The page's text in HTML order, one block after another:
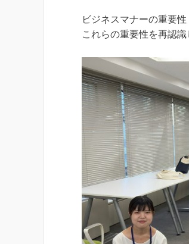
ビジネスマナーの重要
これらの重要性を再認